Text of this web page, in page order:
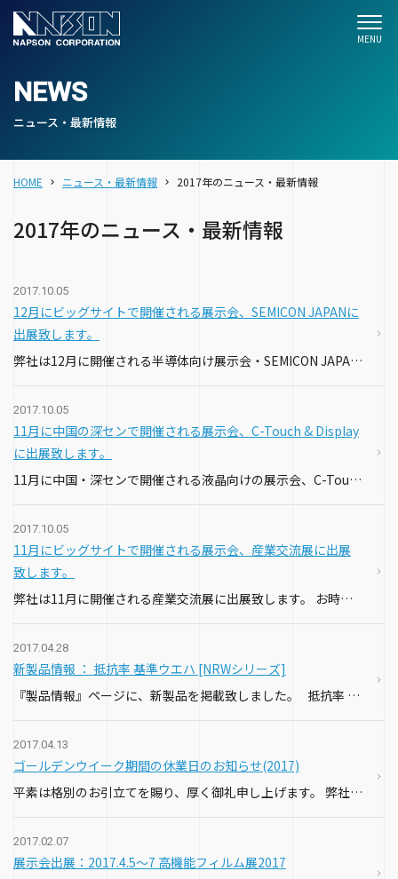
NEWS
ニュース・最新情報
HOME ニュース・最新情報 2017年のニュース・最新情報
2017年のニュース・最新情報
2017.10.05
12月にビッグサイトで開催される展示会、SEMICON JAPANに
出展致します。
弊社は12月に開催される半導体向け展示会・SEMICON JAPAN 2017に出展致します。 お時間ありましたら是非弊社ブースにお越し頂ければと思います。 機種によっては当日にサンプルの測定も可能ですので、ご…
2017.10.05
11月に中国の深センで開催される展示会、C-Touch & Display
に出展致します。
11月に中国・深センで開催される液晶向けの展示会、C-Touch & Displayに弊社の現地代理店が出展致します。 ナプソンの製品も数多く出店される予定です。 お近くにお越しの際は、是非弊社ブースにお立ち寄り…
2017.10.05
11月にビッグサイトで開催される展示会、産業交流展に出展
致します。
弊社は11月に開催される産業交流展に出展致します。 お時間ありましたら是非弊社ブースにお越し頂ければと思います。 また、ご要望の方には、無料の招待状を送付させて頂きますのでお気軽にお問い合わせ下さい（Tel : 03-3…
2017.04.28
新製品情報 ： 抵抗率 基準ウエハ [NRWシリーズ]
『製品情報』ページに、新製品を掲載致しました。 抵抗率 基準ウエハ：NRWシリーズ がリリースされました。 NRWシリーズは、抵抗測定のリーディングカンパニーであるナプソンの厳正な測定基準により、…
2017.04.13
ゴールデンウイーク期間の休業日のお知らせ(2017)
平素は格別のお引立てを賜り、厚く御礼申し上げます。 弊社のゴールデンウイーク期間の休業日につきまして、下記の通りお知らせいたします。 ２０１７年５月３日（水）～５月７日（日） （*カレンダー通りの営業・休業と…
2017.02.07
展示会出展：2017.4.5～7 高機能フィルム展2017